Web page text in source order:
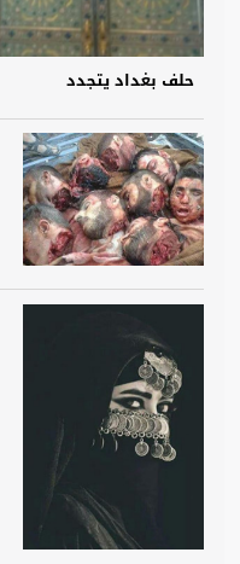
حلف بغداد يتجدد